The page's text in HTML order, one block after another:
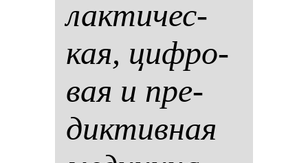
лак­ти­чес­
кая, циф­ро­
вая и пре­
дик­тив­ная